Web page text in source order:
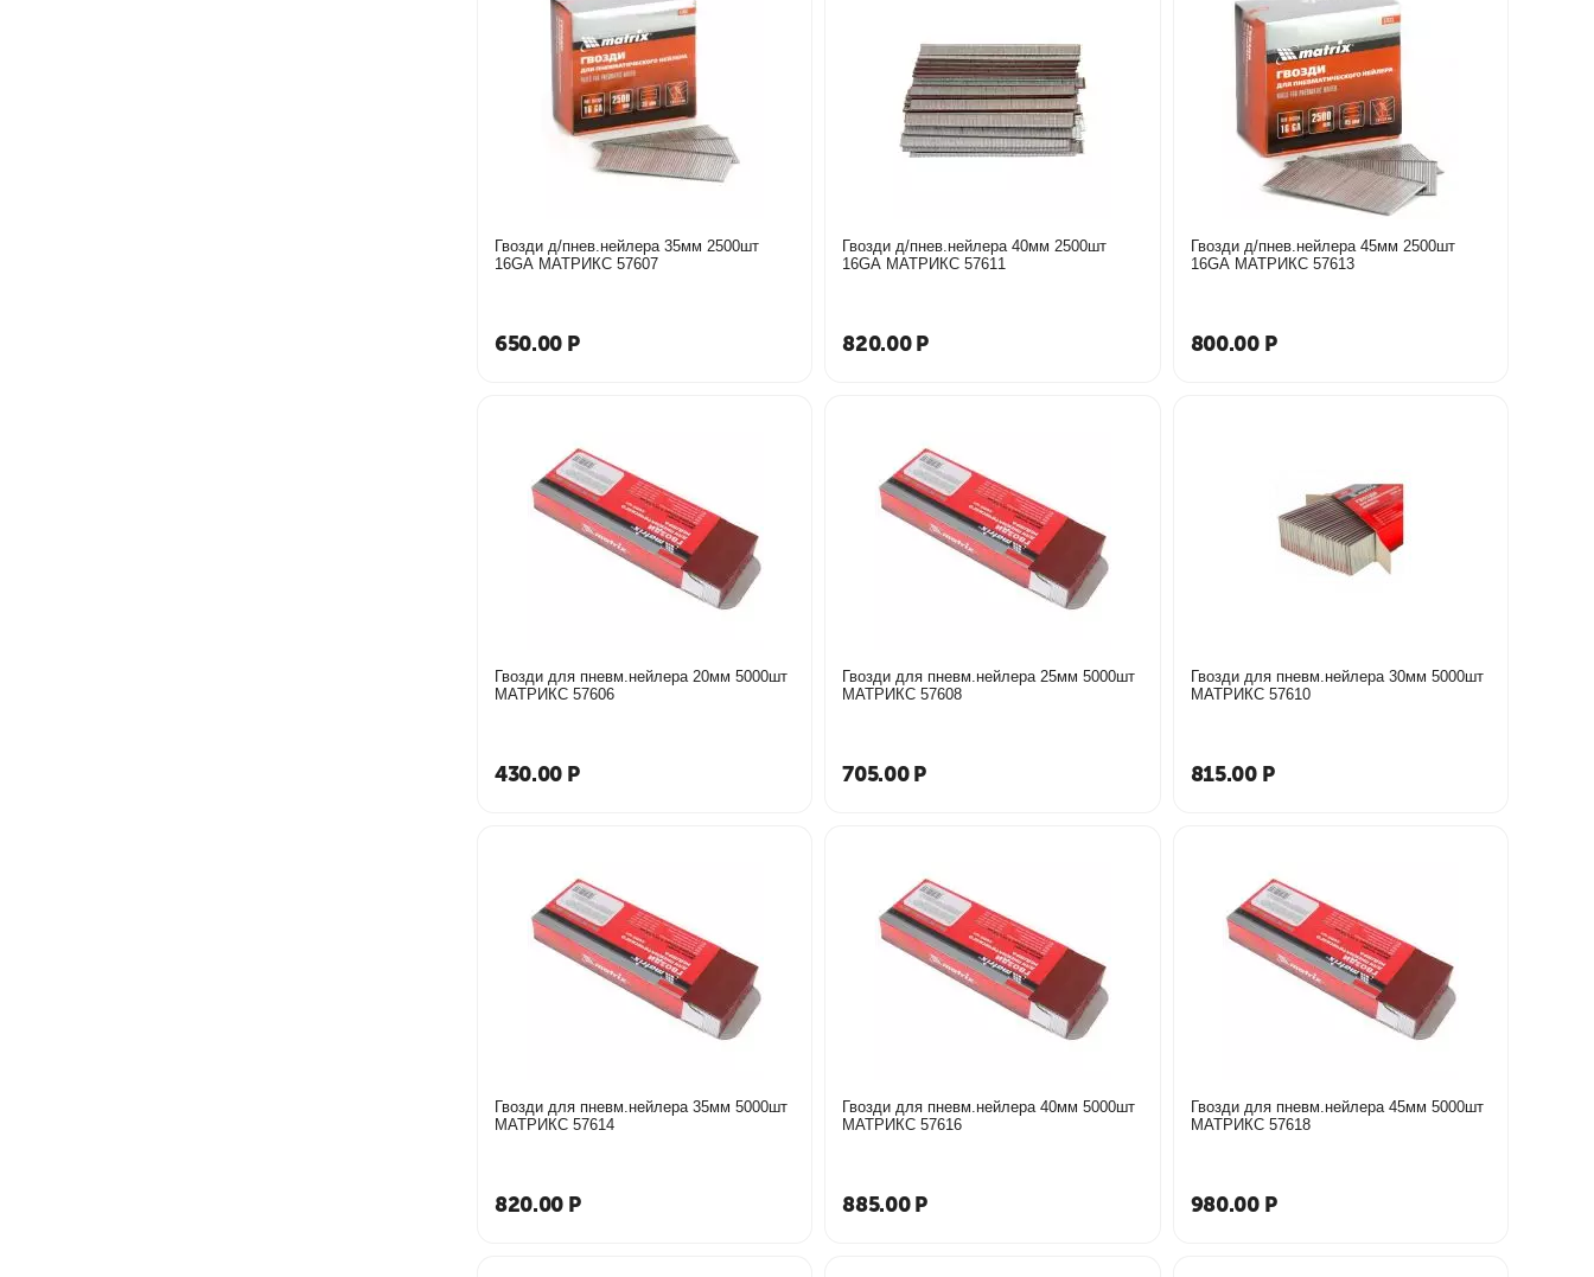
Гвозди д/пнев.нейлера 35мм 2500шт
16GA МАТРИКС 57607
650.00 Р
Гвозди д/пнев.нейлера 40мм 2500шт
16GA МАТРИКС 57611
820.00 Р
Гвозди д/пнев.нейлера 45мм 2500шт
16GA МАТРИКС 57613
800.00 Р
Гвозди для пневм.нейлера 20мм 5000шт
МАТРИКС 57606
430.00 Р
Гвозди для пневм.нейлера 25мм 5000шт
МАТРИКС 57608
705.00 Р
Гвозди для пневм.нейлера 30мм 5000шт
МАТРИКС 57610
815.00 Р
Гвозди для пневм.нейлера 35мм 5000шт
МАТРИКС 57614
820.00 Р
Гвозди для пневм.нейлера 40мм 5000шт
МАТРИКС 57616
885.00 Р
Гвозди для пневм.нейлера 45мм 5000шт
МАТРИКС 57618
980.00 Р